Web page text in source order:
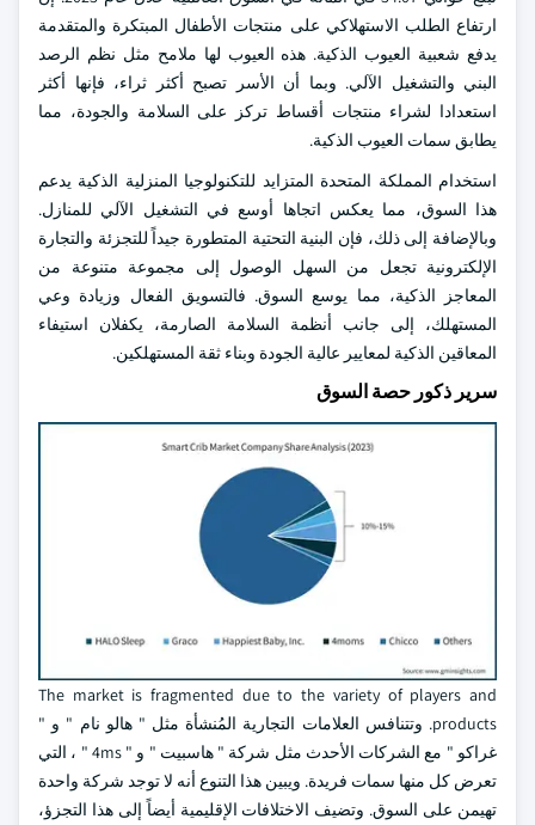
ارتفاع الطلب الاستهلاكي على منتجات الأطفال المبتكرة والمتقدمة
يدفع شعبية العيوب الذكية. هذه العيوب لها ملامح مثل نظم الرصد
البني والتشغيل الآلي. وبما أن الأسر تصبح أكثر ثراء، فإنها أكثر
استعدادا لشراء منتجات أقساط تركز على السلامة والجودة، مما
يطابق سمات العيوب الذكية.
استخدام المملكة المتحدة المتزايد للتكنولوجيا المنزلية الذكية يدعم
هذا السوق، مما يعكس اتجاها أوسع في التشغيل الآلي للمنازل.
وبالإضافة إلى ذلك، فإن البنية التحتية المتطورة جيداً للتجزئة والتجارة
الإلكترونية تجعل من السهل الوصول إلى مجموعة متنوعة من
المعاجز الذكية، مما يوسع السوق. فالتسويق الفعال وزيادة وعي
المستهلك، إلى جانب أنظمة السلامة الصارمة، يكفلان استيفاء
المعاقين الذكية لمعايير عالية الجودة وبناء ثقة المستهلكين.
سرير ذكور حصة السوق
The market is fragmented due to the variety of players and
products. وتتنافس العلامات التجارية المُنشأة مثل " هالو نام " و "
غراكو " مع الشركات الأحدث مثل شركة " هاسبيت " و " 4ms " ، التي
تعرض كل منها سمات فريدة. ويبين هذا التنوع أنه لا توجد شركة واحدة
تهيمن على السوق. وتضيف الاختلافات الإقليمية أيضاً إلى هذا التجزؤ،